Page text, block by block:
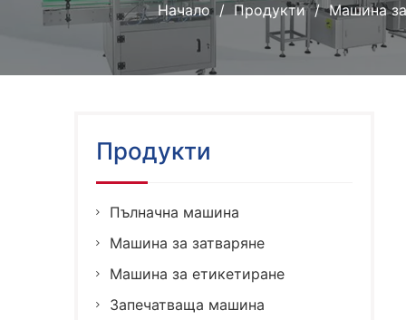
Начало Продукти Машина
Продукти
Пълначна машина
Машина за затваряне
Машина за етикетиране
Запечатваща машина